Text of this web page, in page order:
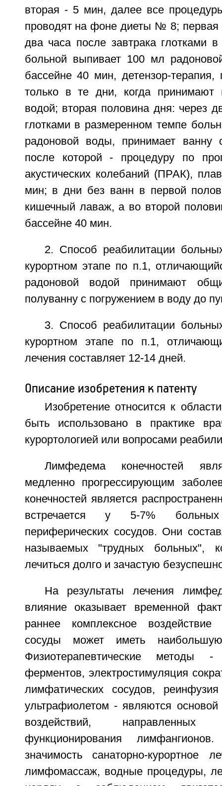
вторая - 5 мин, далее все
проводят на фоне диеты № 8; первая
два часа после завтрака глотками
больной выпивает 100 мл
бассейне 40 мин, детензор-
только в те дни, когда принимают
водой; вторая половина дня: через
глотками в размеренном темпе
радоновой воды, принимает ванну
после которой - процедуру по
акустических колебаний (ПРАК),
мин; в дни без ванн в первой
кишечный лаваж, а во второй
бассейне 40 мин.
2. Способ реабилитации
курортном этапе по п.1,
радоновой водой принимают
полуванну с погружением в воду до
3. Способ реабилитации
курортном этапе по п.1,
лечения составляет 12-14 дней.
Описание изобретения к патенту
Изобретение относится к
быть использовано в практике
курортологией или вопросами
Лимфедема конечностей
медленно прогрессирующим
конечностей является
встречается у 5-7%
периферических сосудов. Они
называемых "трудных больных",
лечиться долго и зачастую
На результаты лечения
влияние оказывает временной
раннее комплексное
сосуды может иметь наибольшую
Физиотерапевтические методы -
ферментов, электростимуляция
лимфатических сосудов,
ультрафиолетом - являются
воздействий,
функционирования
значимость санаторно-курортное
лимфомассаж, водные процедуры,